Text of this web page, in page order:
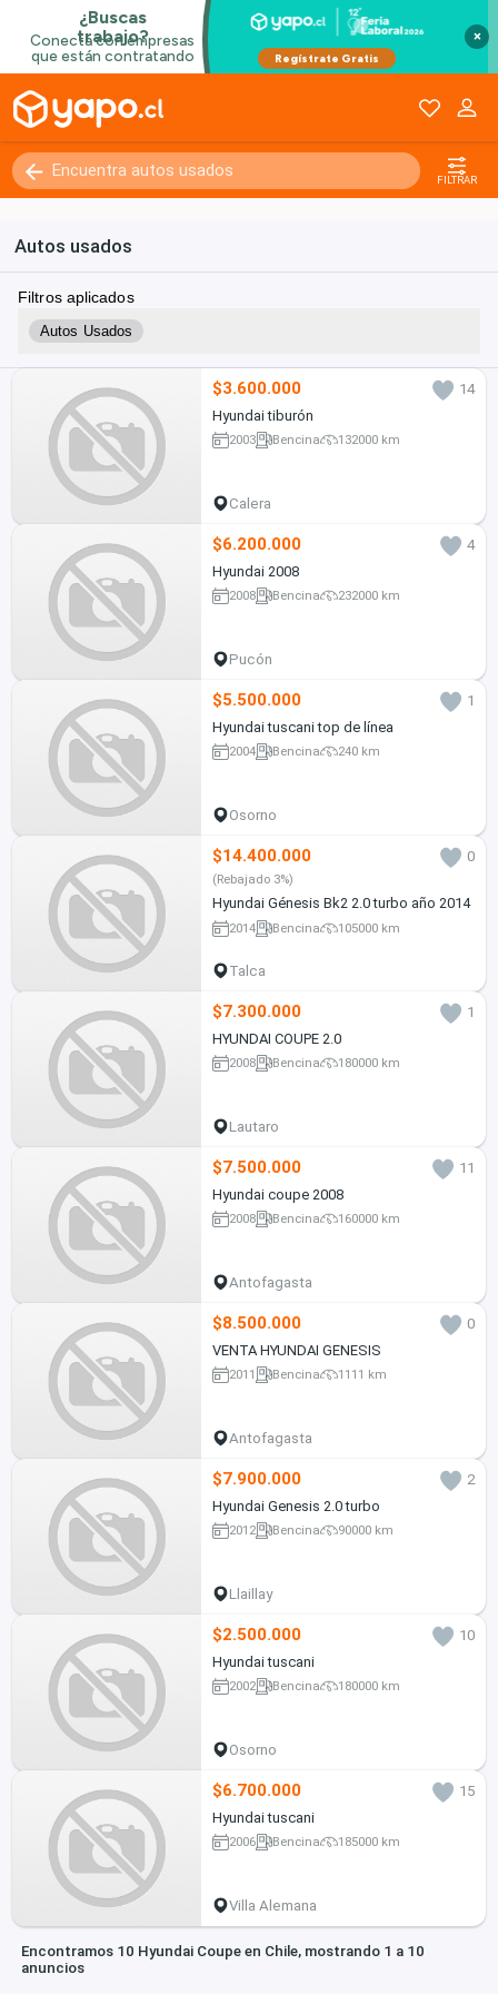
×
FILTRAR
Autos usados
Filtros aplicados
Autos Usados
$3.600.000
14
Hyundai tiburón
2003 Bencina 132000 km
Calera
$6.200.000
4
Hyundai 2008
2008 Bencina 232000 km
Pucón
$5.500.000
1
Hyundai tuscani top de línea
2004 Bencina 240 km
Osorno
$14.400.000 0
(Rebajado 3%)
Hyundai Génesis Bk2 2.0 turbo año 2014
2014 Bencina 105000 km
Talca
$7.300.000
1
HYUNDAI COUPE 2.0
2008 Bencina 180000 km
Lautaro
$7.500.000
11
Hyundai coupe 2008
2008 Bencina 160000 km
Antofagasta
$8.500.000
0
VENTA HYUNDAI GENESIS
2011 Bencina 1111 km
Antofagasta
$7.900.000
2
Hyundai Genesis 2.0 turbo
2012 Bencina 90000 km
Llaillay
$2.500.000
10
Hyundai tuscani
2002 Bencina 180000 km
Osorno
$6.700.000
15
Hyundai tuscani
2006 Bencina 185000 km
Villa Alemana
Encontramos 10 Hyundai Coupe en Chile, mostrando 1 a 10
anuncios